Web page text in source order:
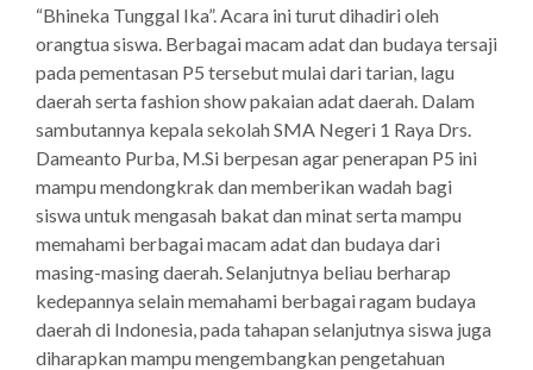
“Bhineka Tunggal Ika”. Acara ini turut dihadiri oleh
orangtua siswa. Berbagai macam adat dan budaya tersaji
pada pementasan P5 tersebut mulai dari tarian, lagu
daerah serta fashion show pakaian adat daerah. Dalam
sambutannya kepala sekolah SMA Negeri 1 Raya Drs.
Dameanto Purba, M.Si berpesan agar penerapan P5 ini
mampu mendongkrak dan memberikan wadah bagi
siswa untuk mengasah bakat dan minat serta mampu
memahami berbagai macam adat dan budaya dari
masing-masing daerah. Selanjutnya beliau berharap
kedepannya selain memahami berbagai ragam budaya
daerah di Indonesia, pada tahapan selanjutnya siswa juga
diharapkan mampu mengembangkan pengetahuan